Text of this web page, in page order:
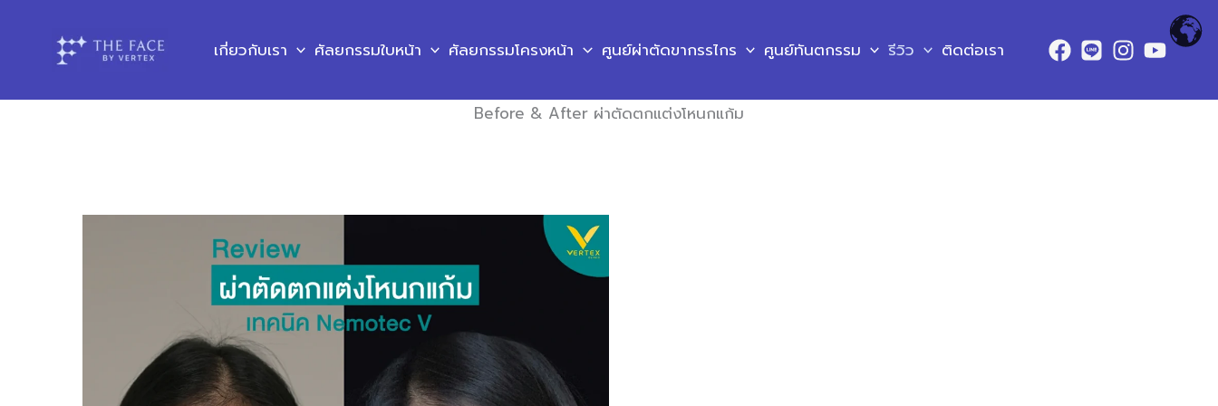
content
เกี่ยวกับเรา ศัลยกรรมใบหน้า ศัลยกรรมโครงหน้า ศูนย์ผ่าตัดขากรรไกร ศูนย์ทันตกรรม รีวิว ติดต่อเรา
Before & After ผ่าตัดตกแต่งโหนกแก้ม